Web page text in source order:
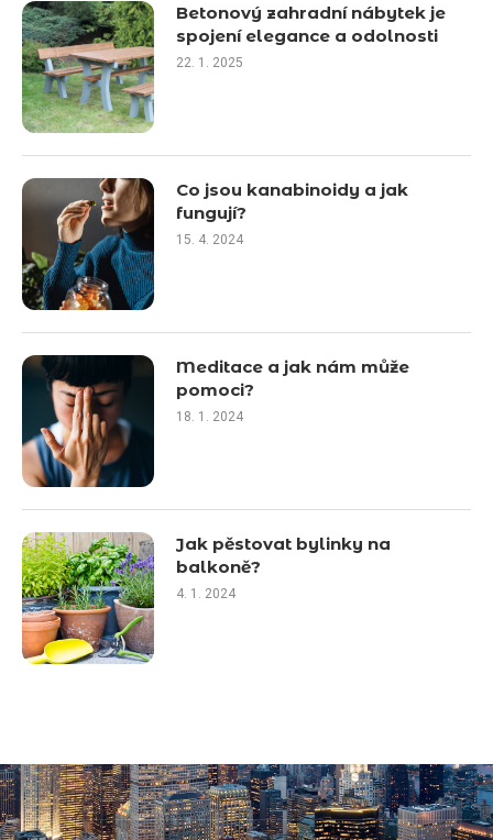
Betonový zahradní nábytek je
spojení elegance a odolnosti
22. 1. 2025
Co jsou kanabinoidy a jak
fungují?
15. 4. 2024
Meditace a jak nám může
pomoci?
18. 1. 2024
Jak pěstovat bylinky na
balkoně?
4. 1. 2024